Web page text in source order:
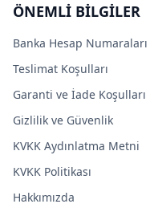
ÖNEMLİ BİLGİLER
Banka Hesap Numaraları
Teslimat Koşulları
Garanti ve İade Koşulları
Gizlilik ve Güvenlik
KVKK Aydınlatma Metni
KVKK Politikası
Hakkımızda